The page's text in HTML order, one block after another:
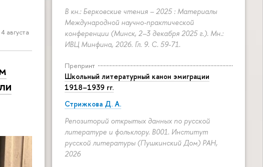
В кн.: Берковские чтения – 2025 : Материалы
Международной научно-практической
конференции (Минск, 2–3 декабря 2025 г.). Мн.:
ИВЦ Минфина, 2026. Гл. 9. С. 59-71.
Препринт
Школьный литературный канон эмиграции
1918–1939 гг.
Стрижкова Д. А.
Репозиторий открытых данных по русской
литературе и фольклору. B001. Институт
русской литературы (Пушкинский Дом) РАН,
2026
4 августа